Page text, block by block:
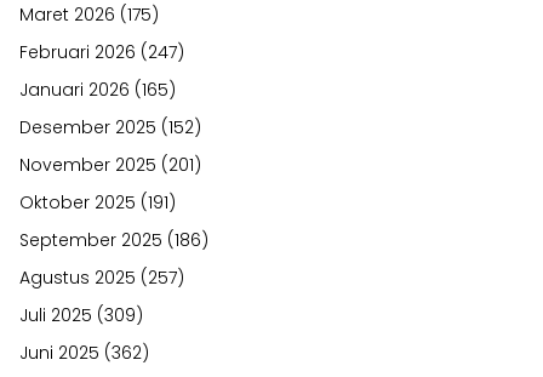
Maret 2026 (175)
Februari 2026 (247)
Januari 2026 (165)
Desember 2025 (152)
November 2025 (201)
Oktober 2025 (191)
September 2025 (186)
Agustus 2025 (257)
Juli 2025 (309)
Juni 2025 (362)